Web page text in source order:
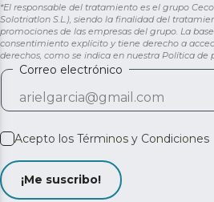
*El responsable del tratamiento es el grupo
Solotriatlon S.L.), siendo la finalidad del
promociones de las empresas del grupo. La
consentimiento explícito y tiene derecho a
derechos, como se indica en nuestra Política de
Correo electrónico
Acepto los Términos y Condiciones
¡Me suscribo!